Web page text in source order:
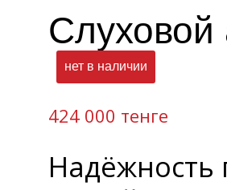
Слуховой
нет в наличии
424 000 тенге
Надёжность